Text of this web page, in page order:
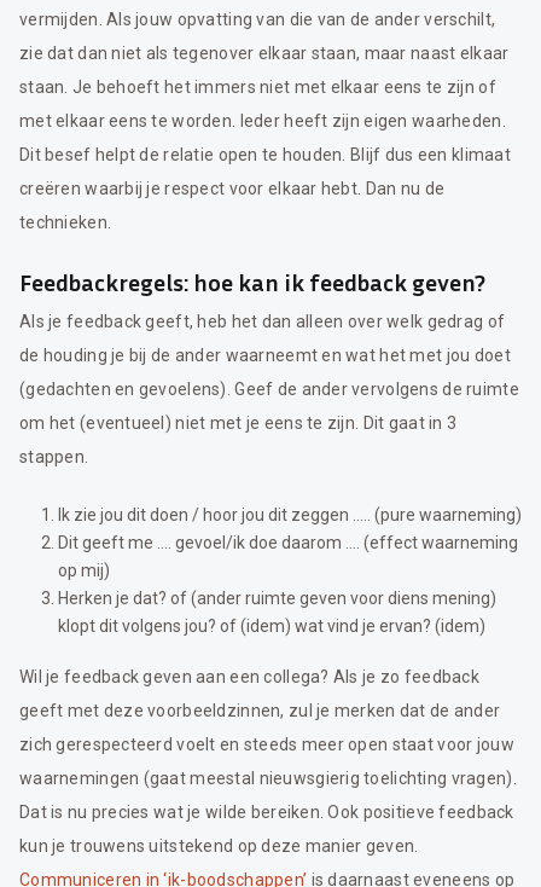
vermijden. Als jouw opvatting van die van de ander verschilt,
zie dat dan niet als tegenover elkaar staan, maar naast elkaar
staan. Je behoeft het immers niet met elkaar eens te zijn of
met elkaar eens te worden. Ieder heeft zijn eigen waarheden.
Dit besef helpt de relatie open te houden. Blijf dus een klimaat
creëren waarbij je respect voor elkaar hebt. Dan nu de
technieken.
Feedbackregels: hoe kan ik feedback geven?
Als je feedback geeft, heb het dan alleen over welk gedrag of
de houding je bij de ander waarneemt en wat het met jou doet
(gedachten en gevoelens). Geef de ander vervolgens de ruimte
om het (eventueel) niet met je eens te zijn. Dit gaat in 3
stappen.
Ik zie jou dit doen / hoor jou dit zeggen ….. (pure waarneming)
Dit geeft me …. gevoel/ik doe daarom …. (effect waarneming
op mij)
Herken je dat? of (ander ruimte geven voor diens mening)
klopt dit volgens jou? of (idem) wat vind je ervan? (idem)
Wil je feedback geven aan een collega? Als je zo feedback
geeft met deze voorbeeldzinnen, zul je merken dat de ander
zich gerespecteerd voelt en steeds meer open staat voor jouw
waarnemingen (gaat meestal nieuwsgierig toelichting vragen).
Dat is nu precies wat je wilde bereiken. Ook positieve feedback
kun je trouwens uitstekend op deze manier geven.
Communiceren in ‘ik-boodschappen’ is daarnaast eveneens op